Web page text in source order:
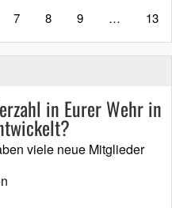
7 8 9 … 13
in Eurer Wehr in
viele neue Mitglieder